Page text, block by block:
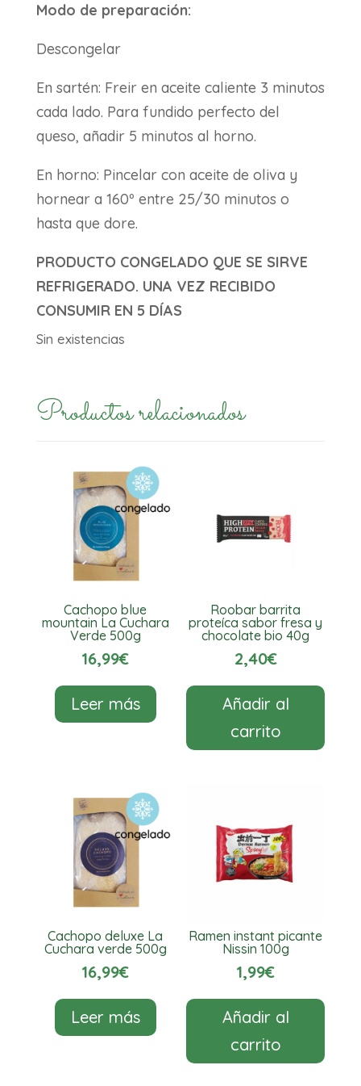
Modo de preparación:
Descongelar
En sartén: Freir en aceite caliente 3 minutos
cada lado. Para fundido perfecto del
queso, añadir 5 minutos al horno.
En horno: Pincelar con aceite de oliva y
hornear a 160º entre 25/30 minutos o
hasta que dore.
PRODUCTO CONGELADO QUE SE SIRVE
REFRIGERADO. UNA VEZ RECIBIDO
CONSUMIR EN 5 DÍAS
Sin existencias
Productos relacionados
Cachopo blue
mountain La Cuchara
Verde 500g
16,99€
Leer más
Roobar barrita
proteíca sabor fresa y
chocolate bio 40g
2,40€
Añadir al
carrito
Cachopo deluxe La
Cuchara verde 500g
16,99€
Leer más
Ramen instant picante
Nissin 100g
1,99€
Añadir al
carrito